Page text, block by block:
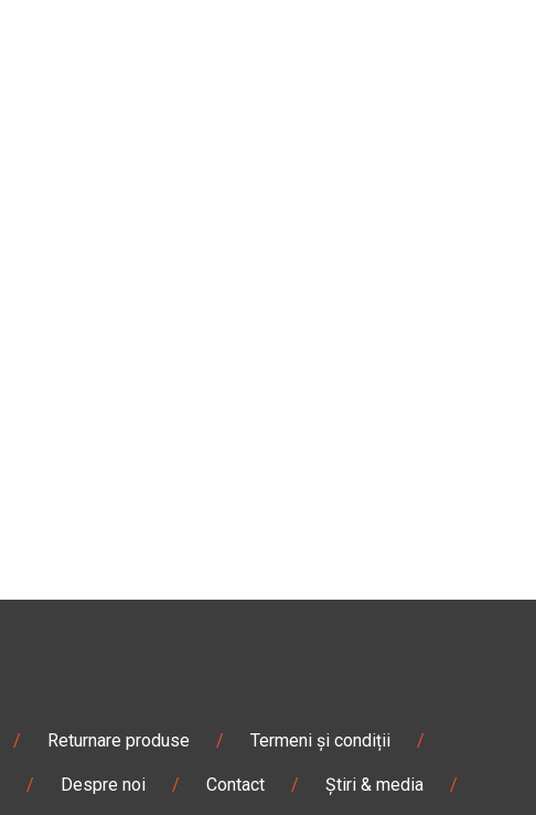
/ Returnare produse / Termeni și condiții /
/ Despre noi / Contact / Știri & media /